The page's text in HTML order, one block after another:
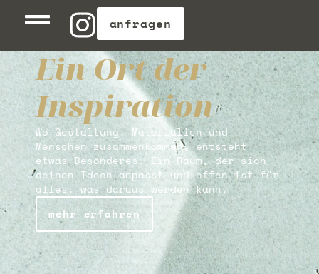
anfragen
Ein Ort der
Inspiration
Wo Gestaltung, Materialien und
Menschen zusammenkommen, entsteht
etwas Besonderes. Ein Raum, der sich
deinen Ideen anpasst und offen ist für
alles, was daraus werden kann.
mehr erfahren